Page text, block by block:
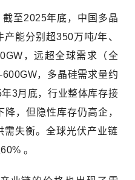
至2025年底，中国 多晶
能分别超350万吨/年、
，远超全球需求（全
，多晶硅需求量约
3月底，行业整体库存接
，但隐性库存仍高企，
失衡。全球光伏产业链
。